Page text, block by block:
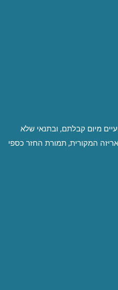
מיום קבלתם, ובתנאי שלא
המקורית, תמורת החזר כספי